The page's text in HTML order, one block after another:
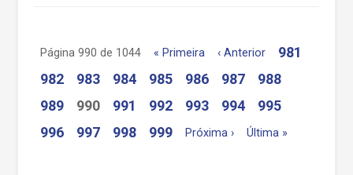
Página 990 de 1044 « Primeira ‹ Anterior
981
982
983 984 985 986 987
988
989
990 991 992 993 994
995
996
997 998 999 Próxima › Última »